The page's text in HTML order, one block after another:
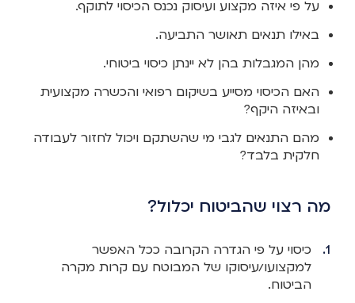
על פי איזה מקצוע ועיסוק נכנס הכיסוי לתוקף.
באילו תנאים תאושר התביעה.
מהן המגבלות בהן לא יינתן כיסוי ביטוחי.
האם הכיסוי מסייע בשיקום רפואי והכשרה מקצועית
ובאיזה היקף?
מהם התנאים לגבי מי שהשתקם ויכול לחזור לעבודה
חלקית בלבד?
מה רצוי שהביטוח יכלול?
כיסוי על פי הגדרה הקרובה ככל האפשר
למקצועו/עיסוקו של המבוטח עם קרות מקרה
הביטוח.